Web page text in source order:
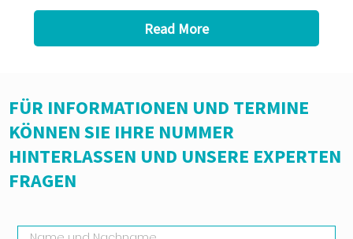
Read More
FÜR INFORMATIONEN UND TERMINE
KÖNNEN SIE IHRE NUMMER
HINTERLASSEN UND UNSERE EXPERTEN
FRAGEN